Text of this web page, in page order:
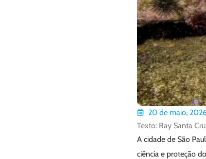
20 de maio,
Texto: Ray Santa
A cidade de São
ciência e proteção